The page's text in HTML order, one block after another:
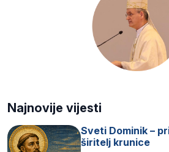
Najnovije vijesti
Sveti Dominik –
širitelj krunice